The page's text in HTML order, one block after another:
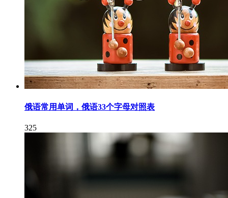
俄语常用单词，俄语33个字母对照表
325